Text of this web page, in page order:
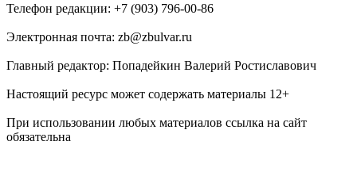
Телефон редакции: +7 (903) 796-00-86
Электронная почта: zb@zbulvar.ru
Главный редактор: Попадейкин Валерий Ростиславович
Настоящий ресурс может содержать материалы 12+
При использовании любых материалов ссылка на сайт
обязательна